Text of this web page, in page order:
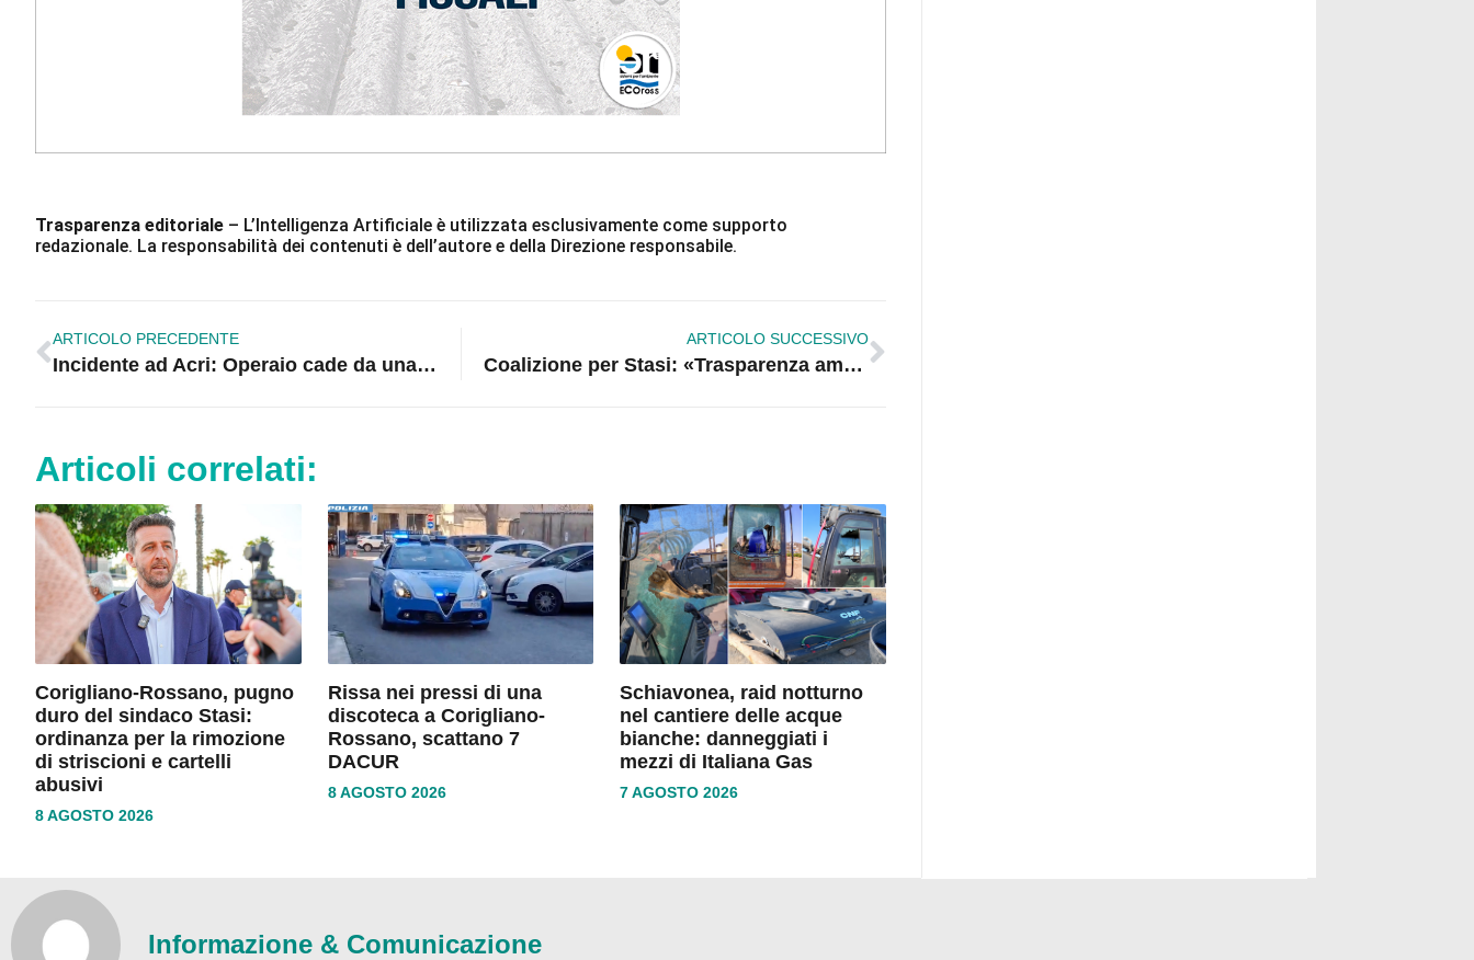
Trasparenza editoriale – L’Intelligenza Artificiale è utilizzata esclusivamente come supporto
redazionale. La responsabilità dei contenuti è dell’autore e della Direzione responsabile.
ARTICOLO PRECEDENTE
Incidente ad Acri: Operaio cade da una scala e riporta trauma cranico
ARTICOLO SUCCESSIVO
Coalizione per Stasi: «Trasparenza amministrativa e programmi, questi sconosciuti»
Articoli correlati:
Corigliano-Rossano, pugno
duro del sindaco Stasi:
ordinanza per la rimozione
di striscioni e cartelli
abusivi
8 AGOSTO 2026
Rissa nei pressi di una
discoteca a Corigliano-
Rossano, scattano 7
DACUR
8 AGOSTO 2026
Schiavonea, raid notturno
nel cantiere delle acque
bianche: danneggiati i
mezzi di Italiana Gas
7 AGOSTO 2026
Informazione & Comunicazione